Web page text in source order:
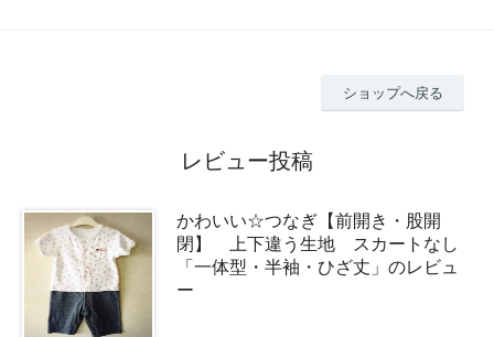
ショップへ戻る
レビュー投稿
かわいい☆つなぎ【前開き・股開
閉】 上下違う生地 スカートなし
「一体型・半袖・ひざ丈」のレビュ
ー